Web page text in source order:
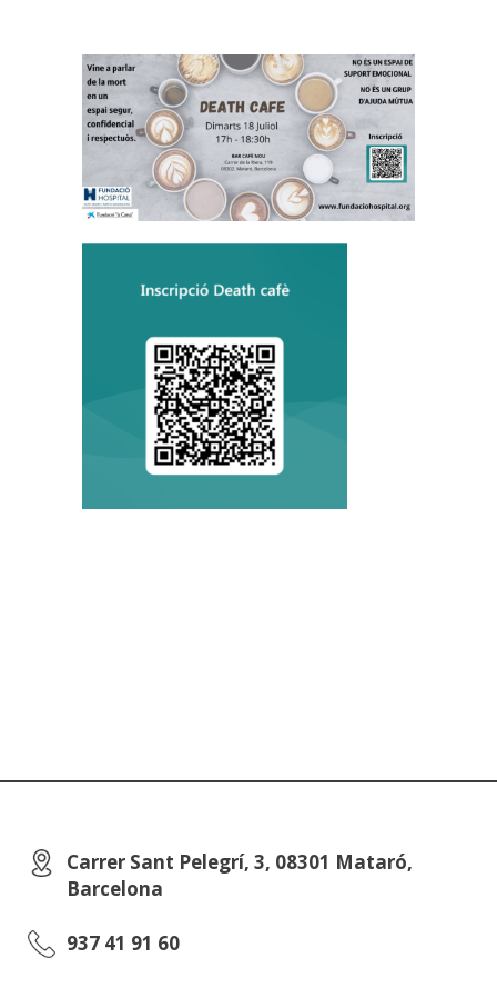
Carrer Sant Pelegrí, 3, 08301 Mataró,
Barcelona
937 41 91 60